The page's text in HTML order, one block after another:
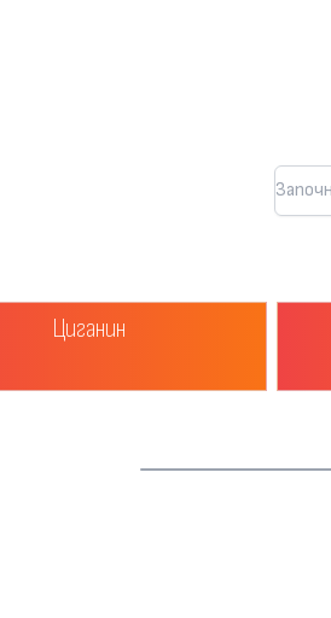
Циганин